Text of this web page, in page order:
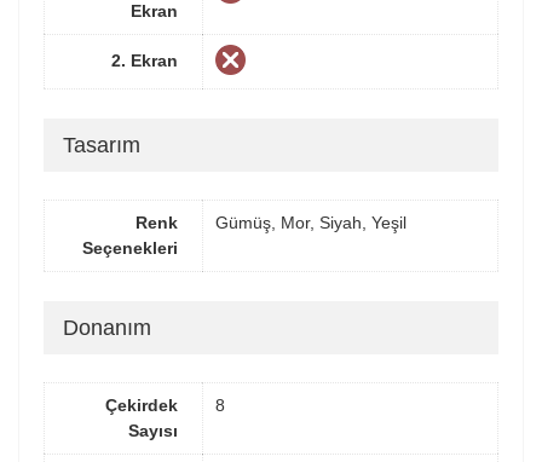
Ekran
2. Ekran
Tasarım
Renk
Seçenekleri
Gümüş, Mor, Siyah, Yeşil
Donanım
Çekirdek
Sayısı
8